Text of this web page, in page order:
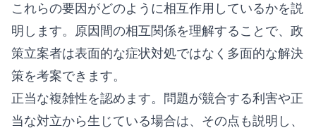
これらの要因がどのように相互作用しているかを説
明します。原因間の相互関係を理解することで、政
策立案者は表面的な症状対処ではなく多面的な解決
策を考案できます。
正当な複雑性を認めます。問題が競合する利害や正
当な対立から生じている場合は、その点も説明し、